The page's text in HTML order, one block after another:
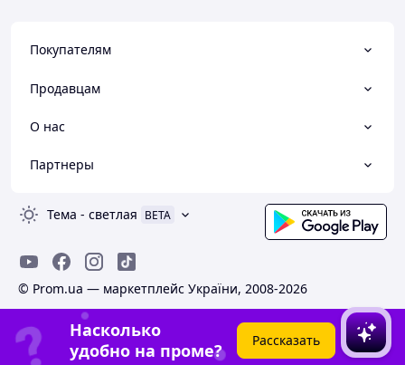
Покупателям
Продавцам
О нас
Партнеры
Тема - светлая BETA
© Prom.ua — маркетплейс України, 2008-2026
Насколько
удобно на проме?
Рассказать